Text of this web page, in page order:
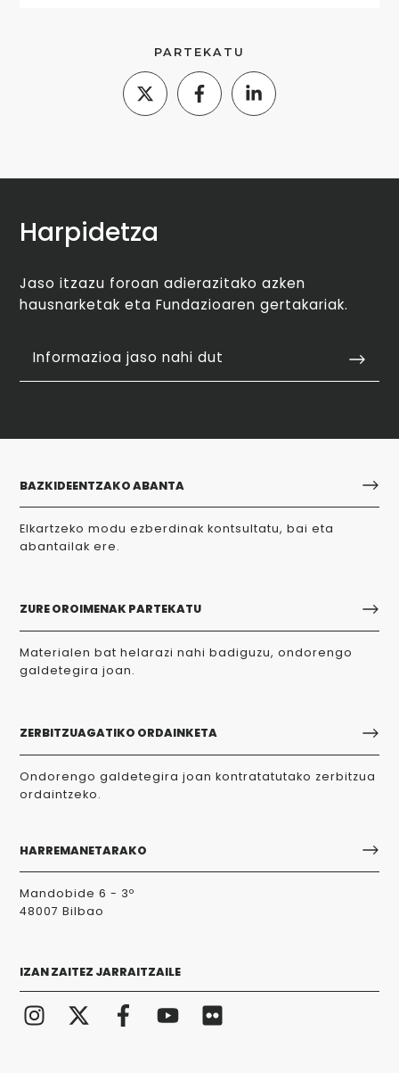
PARTEKATU
Harpidetza
Jaso itzazu foroan adierazitako azken
hausnarketak eta Fundazioaren gertakariak.
Informazioa jaso nahi dut
BAZKIDEENTZAKO ABANTA
Elkartzeko modu ezberdinak kontsultatu, bai eta
abantailak ere.
ZURE OROIMENAK PARTEKATU
Materialen bat helarazi nahi badiguzu, ondorengo
galdetegira joan.
ZERBITZUAGATIKO ORDAINKETA
Ondorengo galdetegira joan kontratatutako zerbitzua
ordaintzeko.
HARREMANETARAKO
Mandobide 6 - 3º
48007 Bilbao
IZAN ZAITEZ JARRAITZAILE